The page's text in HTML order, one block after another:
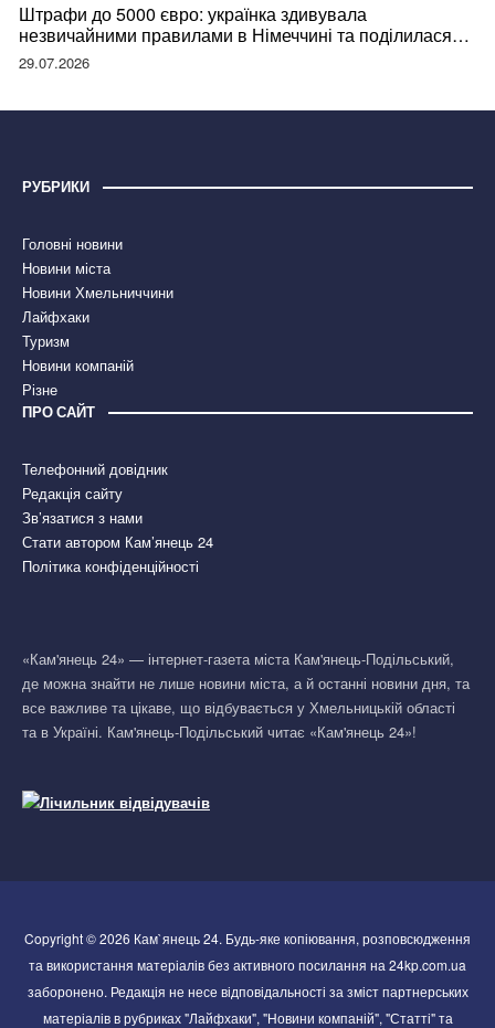
Штрафи до 5000 євро: українка здивувала
незвичайними правилами в Німеччині та поділилася
правдою
29.07.2026
РУБРИКИ
Головні новини
Новини міста
Новини Хмельниччини
Лайфхаки
Туризм
Новини компаній
Різне
ПРО САЙТ
Телефонний довідник
Редакція сайту
Зв’язатися з нами
Стати автором Кам’янець 24
Політика конфіденційності
«Кам'янець 24» — інтернет-газета міста Кам'янець-Подільський,
де можна знайти не лише новини міста, а й останні новини дня, та
все важливе та цікаве, що відбувається у Хмельницькій області
та в Україні. Кам'янець-Подільський читає «Кам'янець 24»!
Copyright © 2026 Кам`янець 24. Будь-яке копіювання, розповсюдження
та використання матеріалів без активного посилання на 24kp.com.ua
заборонено. Редакція не несе відповідальності за зміст партнерських
матеріалів в рубриках "Лайфхаки", "Новини компаній", "Статті" та